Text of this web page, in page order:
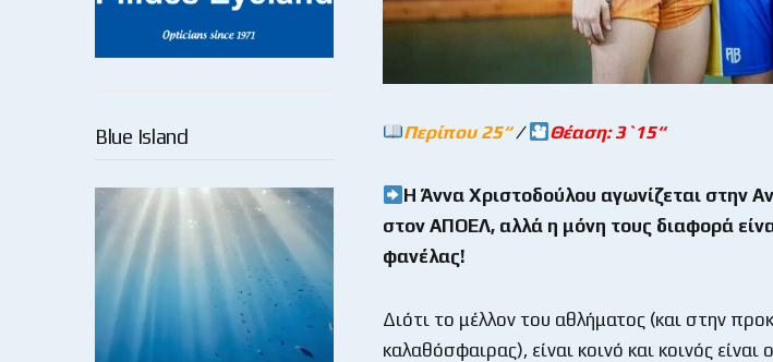
Blue Island Περίπου 25“ / Θέαση: 3`15“
Η Άννα Χριστοδούλου αγωνίζεται στην
στον ΑΠΟΕΛ, αλλά η μόνη τους διαφορά
φανέλας!
Διότι το μέλλον του αθλήματος (και στην
καλαθόσφαιρας), είναι κοινό και κοινός